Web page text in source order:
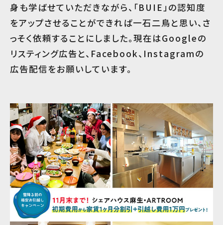
身も学ばせていただきながら、「BUIE」の認知度
をアップさせることができれば一石二鳥と思い、さ
っそく依頼することにしました。現在はGoogleの
リスティング広告と、Facebook、Instagramの
広告配信をお願いしています。